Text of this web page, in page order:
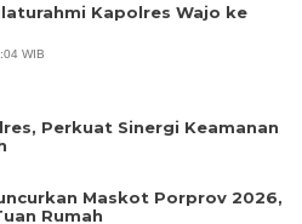
Kapolres Wajo ke
WIB
Perkuat Sinergi Keamanan
Maskot Porprov 2026,
Rumah